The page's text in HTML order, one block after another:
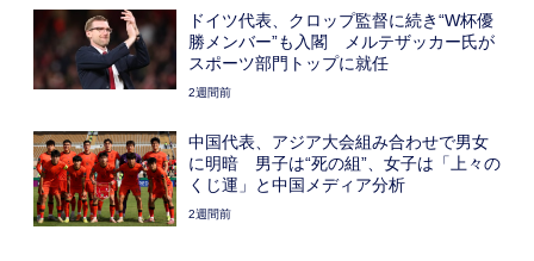
ドイツ代表、クロップ監督に続き“W杯優
勝メンバー”も入閣 メルテザッカー氏が
スポーツ部門トップに就任
2週間前
中国代表、アジア大会組み合わせで男女
に明暗 男子は“死の組”、女子は「上々の
くじ運」と中国メディア分析
2週間前